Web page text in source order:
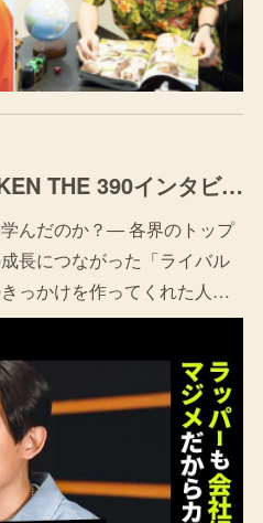
[Youtube] 挑戦者ch KEN THE 390インタビューが公開されました。
んだのか？― 各界のトップ
長につながった「ライバル
きっかけを作ってくれた人…